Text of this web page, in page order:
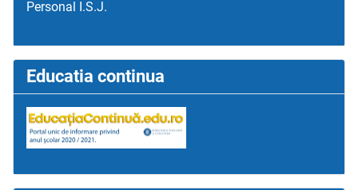
Personal I.S.J.
Educatia continua